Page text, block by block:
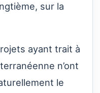
sur la
ayant trait à
n’ont
le